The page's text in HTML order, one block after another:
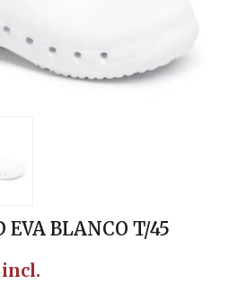
EVA BLANCO T/45
incl.